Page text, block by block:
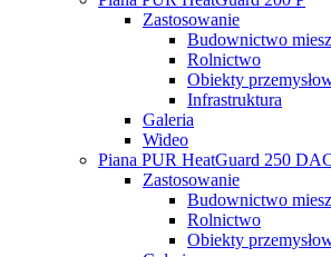
Zastosowanie
Budownictwo
Rolnictwo
Obiekty
Infrastruktura
Galeria
Wideo
Piana PUR HeatGuard 250
Zastosowanie
Budownictwo
Rolnictwo
Obiekty